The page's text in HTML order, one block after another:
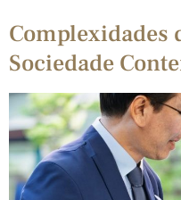
Complexidades
Sociedade